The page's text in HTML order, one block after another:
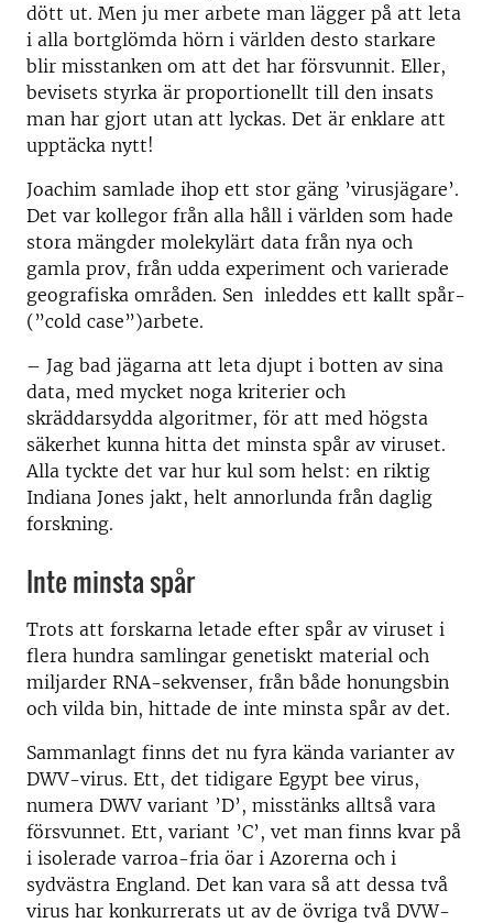
dött ut. Men ju mer arbete man lägger på att leta
i alla bortglömda hörn i världen desto starkare
blir misstanken om att det har försvunnit. Eller,
bevisets styrka är proportionellt till den insats
man har gjort utan att lyckas. Det är enklare att
upptäcka nytt!
Joachim samlade ihop ett stor gäng ’virusjägare’.
Det var kollegor från alla håll i världen som hade
stora mängder molekylärt data från nya och
gamla prov, från udda experiment och varierade
geografiska områden. Sen inleddes ett kallt spår-
(”cold case”)arbete.
– Jag bad jägarna att leta djupt i botten av sina
data, med mycket noga kriterier och
skräddarsydda algoritmer, för att med högsta
säkerhet kunna hitta det minsta spår av viruset.
Alla tyckte det var hur kul som helst: en riktig
Indiana Jones jakt, helt annorlunda från daglig
forskning.
Inte minsta spår
Trots att forskarna letade efter spår av viruset i
flera hundra samlingar genetiskt material och
miljarder RNA-sekvenser, från både honungsbin
och vilda bin, hittade de inte minsta spår av det.
Sammanlagt finns det nu fyra kända varianter av
DWV-virus. Ett, det tidigare Egypt bee virus,
numera DWV variant ’D’, misstänks alltså vara
försvunnet. Ett, variant ’C’, vet man finns kvar på
i isolerade varroa-fria öar i Azorerna och i
sydvästra England. Det kan vara så att dessa två
virus har konkurrerats ut av de övriga två DVW-